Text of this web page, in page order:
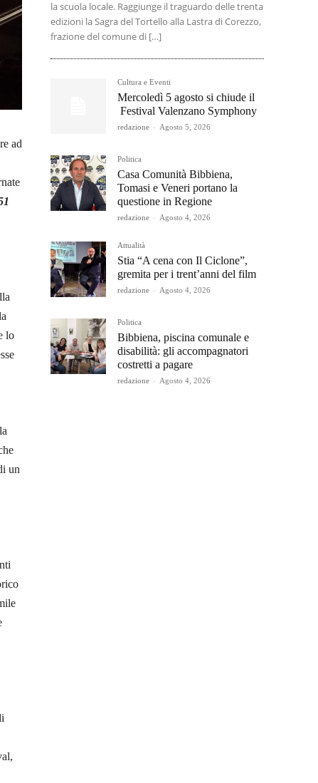
ad
lo
un
la scuola locale. Raggiunge il traguardo delle trenta
edizioni la Sagra del Tortello alla Lastra di Corezzo,
frazione del comune di […]
Cultura e Eventi
Mercoledì 5 agosto si chiude il
Festival Valenzano Symphony
redazione - Agosto 5, 2026
Politica
Casa Comunità Bibbiena,
Tomasi e Veneri portano la
questione in Regione
redazione - Agosto 4, 2026
Attualità
Stia “A cena con Il Ciclone”,
gremita per i trent’anni del film
redazione - Agosto 4, 2026
Politica
Bibbiena, piscina comunale e
disabilità: gli accompagnatori
costretti a pagare
redazione - Agosto 4, 2026